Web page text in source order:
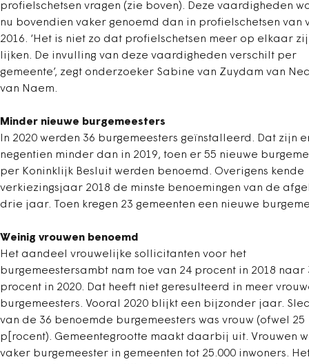
profielschetsen vragen (zie boven). Deze vaardigheden
nu bovendien vaker genoemd dan in profielschetsen van
2016. ‘Het is niet zo dat profielschetsen meer op elkaar
lijken. De invulling van deze vaardigheden verschilt per
gemeente’, zegt onderzoeker Sabine van Zuydam van
van Naem.
Minder nieuwe burgemeesters
In 2020 werden 36 burgemeesters geïnstalleerd. Dat zijn
negentien minder dan in 2019, toen er 55 nieuwe
per Koninklijk Besluit werden benoemd. Overigens kende
verkiezingsjaar 2018 de minste benoemingen van de
drie jaar. Toen kregen 23 gemeenten een nieuwe
Weinig vrouwen benoemd
Het aandeel vrouwelijke sollicitanten voor het
burgemeestersambt nam toe van 24 procent in 2018 naar
procent in 2020. Dat heeft niet geresulteerd in meer
burgemeesters. Vooral 2020 blijkt een bijzonder jaar.
van de 36 benoemde burgemeesters was vrouw (ofwel 25
p[rocent). Gemeentegrootte maakt daarbij uit. Vrouwen
vaker burgemeester in gemeenten tot 25.000 inwoners.